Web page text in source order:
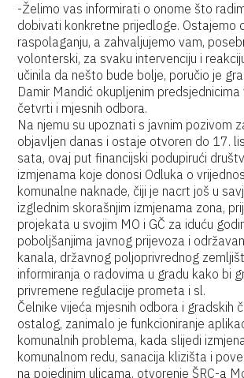
-Želimo vas informirati o onome što
dobivati konkretne prijedloge. Ostajemo
raspolaganju, a zahvaljujemo vam,
volonterski, za svaku intervenciju i
učinila da nešto bude bolje, poručio je
Damir Mandić okupljenim
četvrti i mjesnih odbora.
Na njemu su upoznati s javnim pozivom
objavljen danas i ostaje otvoren do 17.
sata, ovaj put financijski podupirući
izmjenama koje donosi Odluka o
komunalne naknade, čiji je nacrt još u
izglednim skorašnjim izmjenama zona,
projekata u svojim MO i GČ za iduću
poboljšanjima javnog prijevoza i
kanala, državnog poljoprivrednog
informiranja o radovima u gradu kako bi
privremene regulacije prometa i sl.
Čelnike vijeća mjesnih odbora i gradskih
ostalog, zanimalo je funkcioniranje
komunalnih problema, kada slijedi
komunalnom redu, sanacija klizišta i
na pojedinim ulicama, otvorenje ŠRC-a